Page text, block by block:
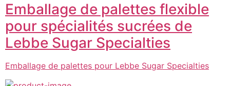
Emballage de palettes flexible
pour spécialités sucrées de
Lebbe Sugar Specialties
Emballage de palettes pour Lebbe Sugar Specialties